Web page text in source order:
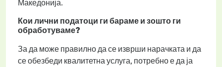
Македонија.
Кои лични податоци ги бараме и зошто ги
обработуваме?
За да може правилно да се изврши нарачката и да
се обезбеди квалитетна услуга, потребно е да ја